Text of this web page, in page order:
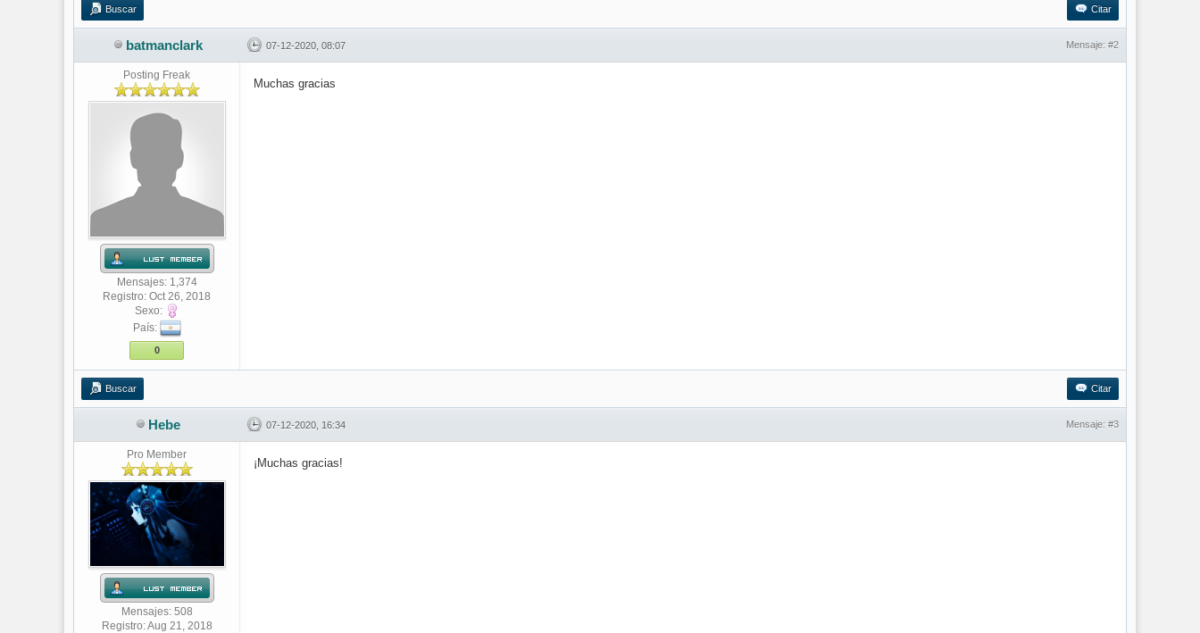
Buscar Citar
batmanclark 07-12-2020, 08:07 Mensaje: #2
Posting Freak
Mensajes: 1,374
Registro: Oct 26, 2018
Sexo:
País:
0
Muchas gracias
Buscar Citar
Hebe 07-12-2020, 16:34 Mensaje: #3
Pro Member
Mensajes: 508
Registro: Aug 21, 2018
¡Muchas gracias!